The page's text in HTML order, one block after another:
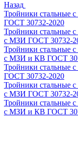
Назад
Тройники стальные
ГОСТ 30732-2020
Тройники стальные
с МЗИ ГОСТ 30732-
Тройники стальные
с МЗИ и КВ ГОСТ
Тройники стальные
ГОСТ 30732-2020
Тройники стальные
с МЗИ ГОСТ 30732-
Тройники стальные
с МЗИ и КВ ГОСТ